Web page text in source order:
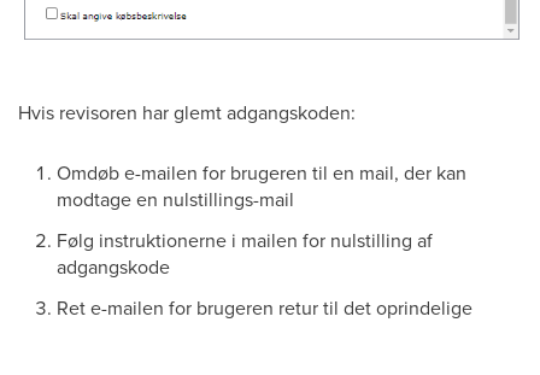
Hvis revisoren har glemt adgangskoden:
Omdøb e-mailen for brugeren til en mail, der kan
modtage en nulstillings-mail
Følg instruktionerne i mailen for nulstilling af
adgangskode
Ret e-mailen for brugeren retur til det oprindelige